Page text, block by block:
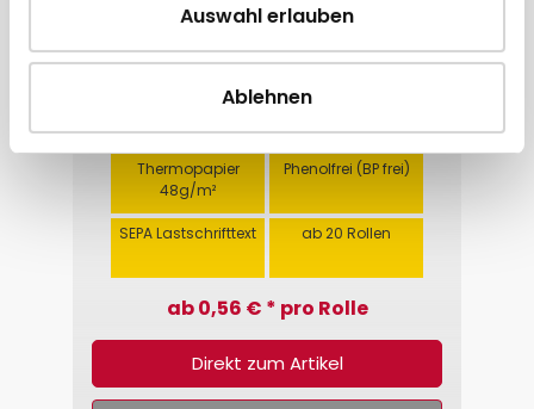
Auswahl erlauben
Ablehnen
25 m 12 mm
Thermopapier
48g/m²
Phenolfrei (BP frei)
SEPA Lastschrifttext ab 20 Rollen
ab 0,56 € * pro Rolle
Direkt zum Artikel